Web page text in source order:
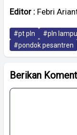
Editor : Febri
#pt pln #pln
#pondok pesantren
Berikan